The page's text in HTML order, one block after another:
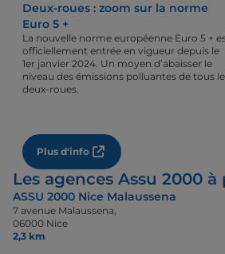
Deux-roues : zoom sur la norme
Euro 5 +
La nouvelle norme européenne Euro 5 +
officiellement entrée en vigueur depuis le
1er janvier 2024. Un moyen d’abaisser le
niveau des émissions polluantes de tous
deux-roues.
Plus d'info
Les agences Assu 2000
ASSU 2000 Nice Malaussena
7 avenue Malaussena,
06000 Nice
2,3 km